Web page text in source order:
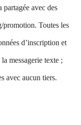
avec des
promotion. Toutes les
d’inscription et
messagerie texte ;
avec aucun tiers.